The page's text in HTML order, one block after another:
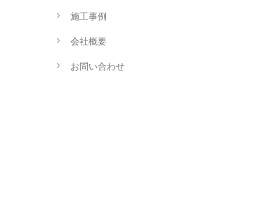
施工事例
会社概要
お問い合わせ